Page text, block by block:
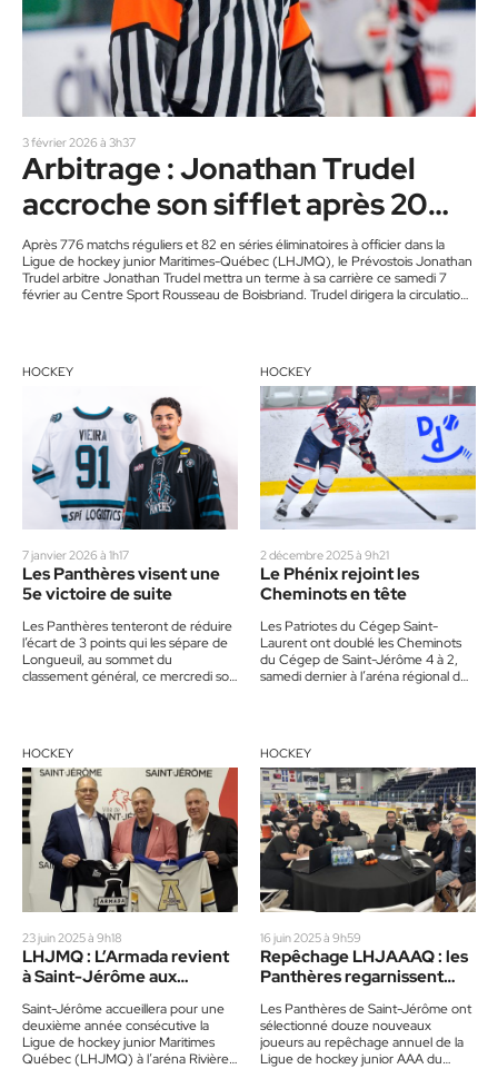
3 février 2026 à 3h37
Arbitrage : Jonathan Trudel
accroche son sifflet après 20
saisons
Après 776 matchs réguliers et 82 en séries éliminatoires à officier dans la
Ligue de hockey junior Maritimes-Québec (LHJMQ), le Prévostois Jonathan
Trudel arbitre Jonathan Trudel mettra un terme à sa carrière ce samedi 7
février au Centre Sport Rousseau de Boisbriand. Trudel dirigera la circulation
HOCKEY
7 janvier 2026 à 1h17
Les Panthères visent une
5e victoire de suite
Les Panthères tenteront de réduire
l’écart de 3 points qui les sépare de
Longueuil, au sommet du
classement général, ce mercredi soir
HOCKEY
2 décembre 2025 à 9h21
Le Phénix rejoint les
Cheminots en tête
Les Patriotes du Cégep Saint-
Laurent ont doublé les Cheminots
du Cégep de Saint-Jérôme 4 à 2,
samedi dernier à l’aréna régional de
HOCKEY
23 juin 2025 à 9h18
LHJMQ : L’Armada revient
à Saint-Jérôme aux
Saint-Jérôme accueillera pour une
deuxième année consécutive la
Ligue de hockey junior Maritimes
Québec (LHJMQ) à l’aréna Rivière-
HOCKEY
16 juin 2025 à 9h59
Repêchage LHJAAAQ : les
Panthères regarnissent
Les Panthères de Saint-Jérôme ont
sélectionné douze nouveaux
joueurs au repêchage annuel de la
Ligue de hockey junior AAA du